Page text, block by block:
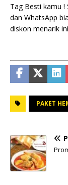
Tag Besti kamu !
dan WhatsApp
diskon menarik
PAKET